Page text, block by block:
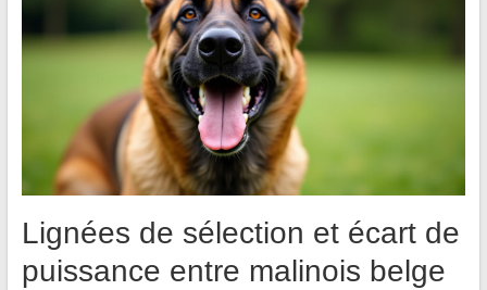
Lignées de sélection et écart de
puissance entre malinois belge